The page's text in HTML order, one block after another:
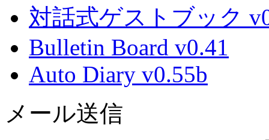
対話式ゲストブック
Bulletin Board v0.41
Auto Diary v0.55b
メール送信